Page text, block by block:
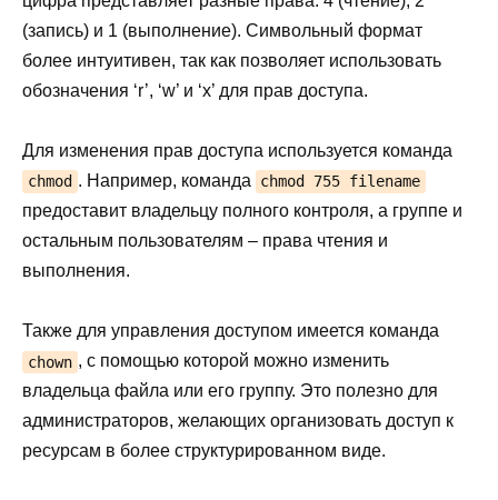
(запись) и 1 (выполнение). Символьный формат
более интуитивен, так как позволяет использовать
обозначения ‘r’, ‘w’ и ‘x’ для прав доступа.
Для изменения прав доступа используется команда
chmod . Например, команда chmod 755 filename
предоставит владельцу полного контроля, а группе и
остальным пользователям – права чтения и
выполнения.
Также для управления доступом имеется команда
chown , с помощью которой можно изменить
владельца файла или его группу. Это полезно для
администраторов, желающих организовать доступ к
ресурсам в более структурированном виде.